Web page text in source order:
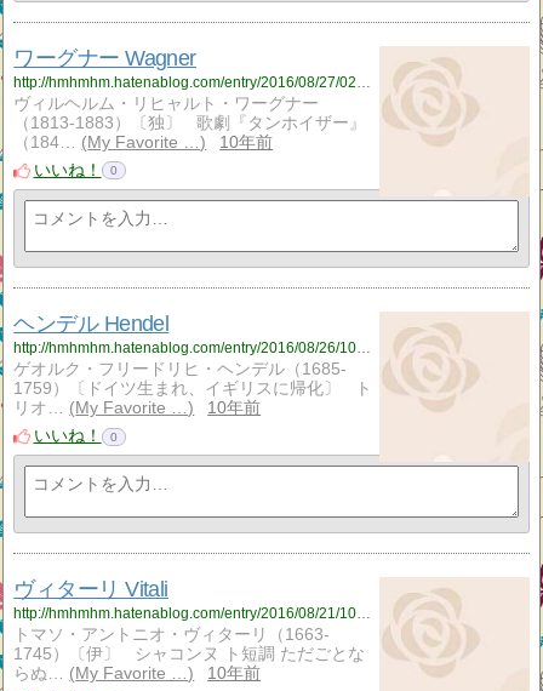
ワーグナー Wagner
http://hmhmhm.hatenablog.com/entry/2016/08/27/024023
ヴィルヘルム・リヒャルト・ワーグナー
（1813-1883）〔独〕 歌劇『タンホイザー』
（184…
My Favorite …
10年前
いいね！
0
ヘンデル Hendel
http://hmhmhm.hatenablog.com/entry/2016/08/26/103350
ゲオルク・フリードリヒ・ヘンデル（1685-
1759）〔ドイツ生まれ、イギリスに帰化〕 ト
リオ…
My Favorite …
10年前
いいね！
0
ヴィターリ Vitali
http://hmhmhm.hatenablog.com/entry/2016/08/21/103206
トマソ・アントニオ・ヴィターリ（1663-
1745）〔伊〕 シャコンヌ ト短調 ただごとな
らぬ…
My Favorite …
10年前